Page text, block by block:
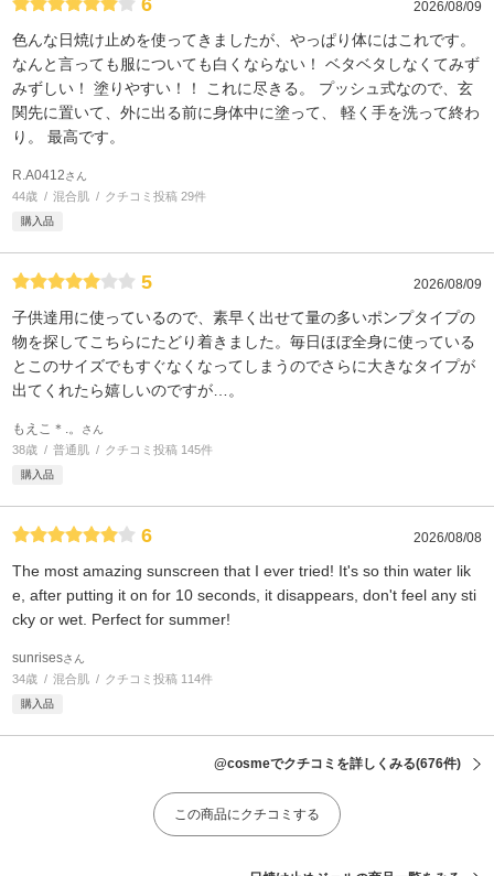
6 2026/08/09
色んな日焼け止めを使ってきましたが、やっぱり体にはこれです。
なんと言っても服についても白くならない！ ベタベタしなくてみず
みずしい！ 塗りやすい！！ これに尽きる。 プッシュ式なので、玄
関先に置いて、外に出る前に身体中に塗って、 軽く手を洗って終わ
り。 最高です。
R.A0412さん
44歳 混合肌 クチコミ投稿 29件
購入品
5 2026/08/09
子供達用に使っているので、素早く出せて量の多いポンプタイプの
物を探してこちらにたどり着きました。毎日ほぼ全身に使っている
とこのサイズでもすぐなくなってしまうのでさらに大きなタイプが
出てくれたら嬉しいのですが…。
もえこ＊.。 さん
38歳 普通肌 クチコミ投稿 145件
購入品
6 2026/08/08
The most amazing sunscreen that I ever tried! It's so thin water lik
e, after putting it on for 10 seconds, it disappears, don't feel any sti
cky or wet. Perfect for summer!
sunrisesさん
34歳 混合肌 クチコミ投稿 114件
購入品
@cosmeでクチコミを詳しくみる(676件)
この商品にクチコミする